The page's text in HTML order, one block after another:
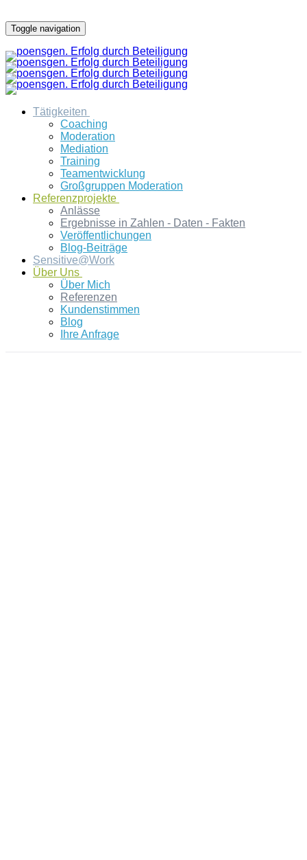
Toggle navigation
Tätigkeiten
Coaching
Moderation
Mediation
Training
Teamentwicklung
Großgruppen Moderation
Referenzprojekte
Anlässe
Ergebnisse in Zahlen - Daten - Fakten
Veröffentlichungen
Blog-Beiträge
Sensitive@Work
Über Uns
Über Mich
Referenzen
Kundenstimmen
Blog
Ihre Anfrage